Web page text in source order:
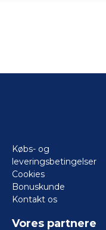
Købs- og
leveringsbetingelser
Cookies
Bonuskunde
Kontakt os
Vores partnere